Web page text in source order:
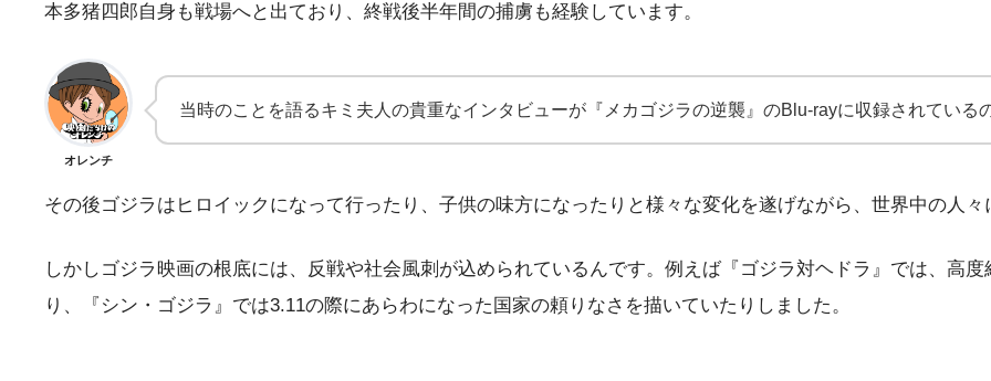
本多猪四郎自身も戦場へと出ており、終戦後半年間の捕虜も経験しています。
オレンチ
当時のことを語るキミ夫人の貴重なインタビューが『メカゴジラの逆襲』のBlu-rayに収録されている
その後ゴジラはヒロイックになって行ったり、子供の味方になったりと様々な変化を遂げながら、世界中の人
しかしゴジラ映画の根底には、反戦や社会風刺が込められているんです。例えば『ゴジラ対ヘドラ』では、高
り、『シン・ゴジラ』では3.11の際にあらわになった国家の頼りなさを描いていたりしました。